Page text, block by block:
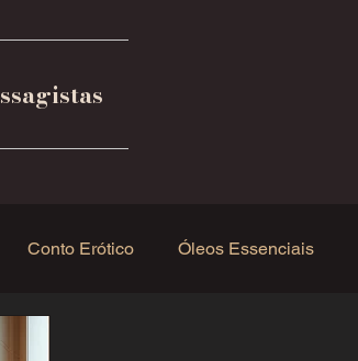
Conto Erótico Óleos Essenciais